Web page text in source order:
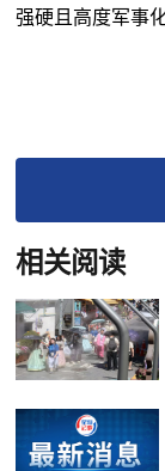
强硬且高度军事
相关阅读